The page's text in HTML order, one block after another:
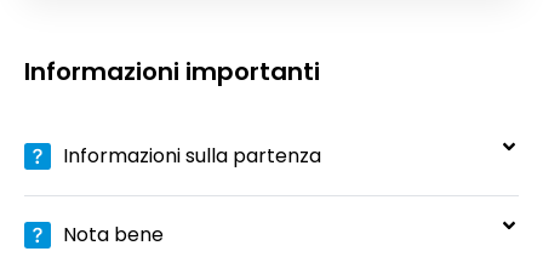
Informazioni importanti
Informazioni sulla partenza
Nota bene